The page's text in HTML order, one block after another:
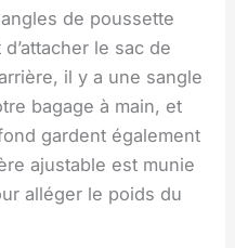
de poussette
le sac de
il y a une sangle
bagage à main, et
gardent également
ajustable est munie
alléger le poids du